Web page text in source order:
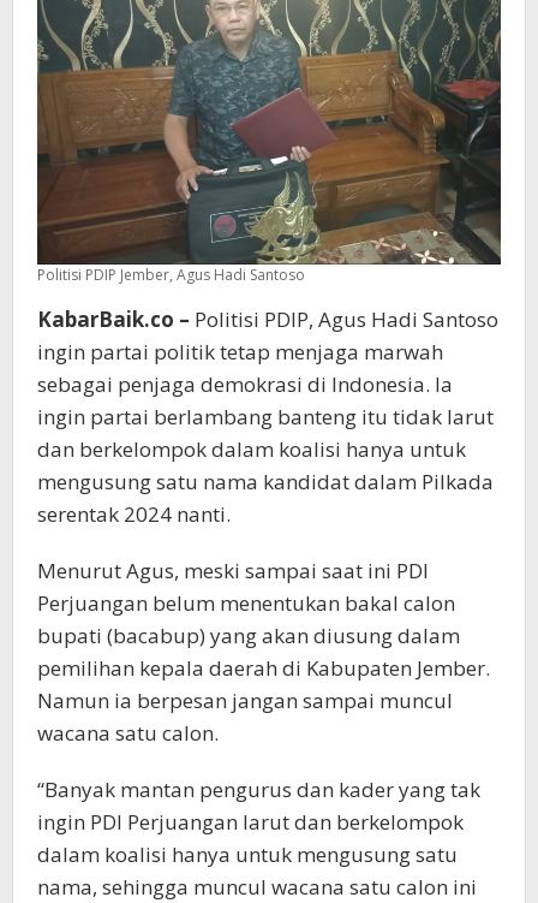
Politisi PDIP Jember, Agus Hadi Santoso
KabarBaik.co – Politisi PDIP, Agus Hadi Santoso
ingin partai politik tetap menjaga marwah
sebagai penjaga demokrasi di Indonesia. Ia
ingin partai berlambang banteng itu tidak larut
dan berkelompok dalam koalisi hanya untuk
mengusung satu nama kandidat dalam Pilkada
serentak 2024 nanti.
Menurut Agus, meski sampai saat ini PDI
Perjuangan belum menentukan bakal calon
bupati (bacabup) yang akan diusung dalam
pemilihan kepala daerah di Kabupaten Jember.
Namun ia berpesan jangan sampai muncul
wacana satu calon.
“Banyak mantan pengurus dan kader yang tak
ingin PDI Perjuangan larut dan berkelompok
dalam koalisi hanya untuk mengusung satu
nama, sehingga muncul wacana satu calon ini